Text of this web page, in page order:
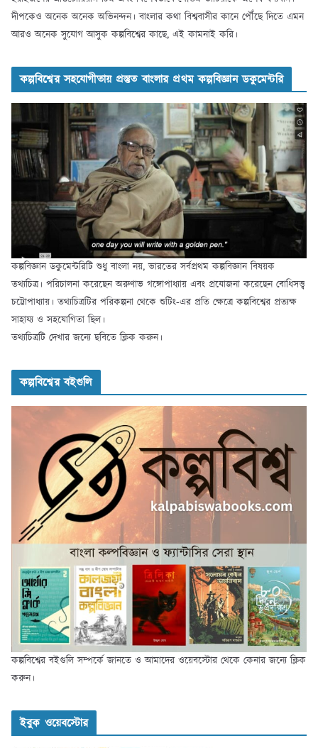
দীপকেও অনেক অনেক অভিনন্দন। বাংলার কথা বিশ্ববাসীর কানে পৌঁছে দিতে এমন
আরও অনেক সুযোগ আসুক কল্পবিশ্বের কাছে, এই কামনাই করি।
কল্পবিশ্বের সহযোগীতায় প্রস্তুত বাংলার প্রথম কল্পবিজ্ঞান ডকুমেন্টরি
কল্পবিজ্ঞান ডকুমেন্টরিটি শুধু বাংলা নয়, ভারতের সর্বপ্রথম কল্পবিজ্ঞান বিষয়ক
তথ্যচিত্র। পরিচালনা করেছেন অরুণাভ গঙ্গোপাধ্যায় এবং প্রযোজনা করেছেন বোধিসত্ত্ব
চট্টোপাধ্যায়। তথ্যচিত্রটির পরিকল্পনা থেকে শুটিং-এর প্রতি ক্ষেত্রে কল্পবিশ্বের প্রত্যক্ষ
সাহায্য ও সহযোগিতা ছিল।
তথ্যচিত্রটি দেখার জন্যে ছবিতে ক্লিক করুন।
কল্পবিশ্বের বইগুলি
কল্পবিশ্বের বইগুলি সম্পর্কে জানতে ও আমাদের ওয়েবস্টোর থেকে কেনার জন্যে ক্লিক
করুন।
ইবুক ওয়েবস্টোর